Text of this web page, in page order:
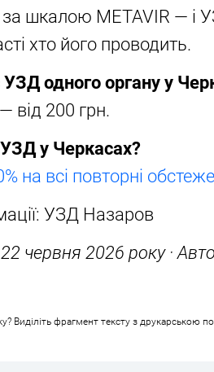
за шкалою METAVIR — і
хто його проводить.
одного органу у
— від 200 грн.
у Черкасах?
на всі повторні
УЗД Назаров
22 червня 2026 року ·
Виділіть фрагмент тексту з друкарською